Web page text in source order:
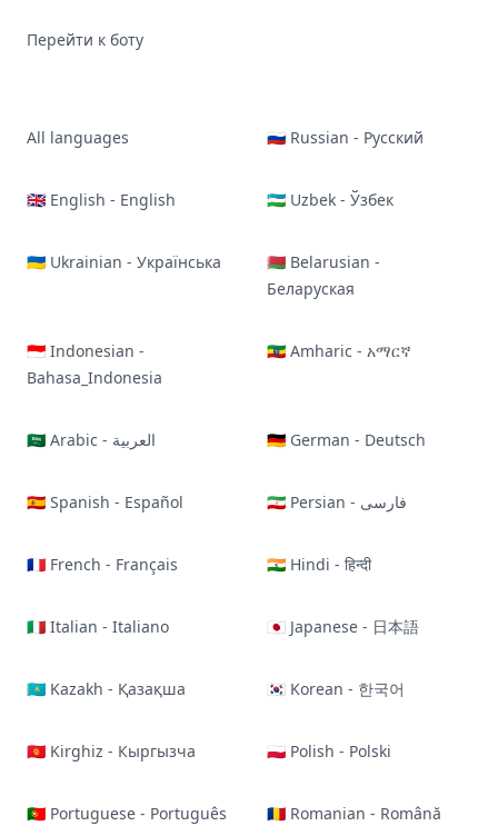
Перейти к боту
All languages 🇷🇺 Russian - Русский
🇬🇧 English - English 🇺🇿 Uzbek - Ўзбек
🇺🇦 Ukrainian - Українська
🇧🇾 Belarusian -
Беларуская
🇮🇩 Indonesian -
Bahasa_Indonesia
🇪🇹 Amharic - አማርኛ
🇸🇦 Arabic - العربية 🇩🇪 German - Deutsch
🇪🇸 Spanish - Español 🇮🇷 Persian - فارسی
🇫🇷 French - Français 🇮🇳 Hindi - हिन्दी
🇮🇹 Italian - Italiano 🇯🇵 Japanese - 日本語
🇰🇿 Kazakh - Қазақша 🇰🇷 Korean - 한국어
🇰🇬 Kirghiz - Кыргызча 🇵🇱 Polish - Polski
🇵🇹 Portuguese - Português 🇷🇴 Romanian - Română